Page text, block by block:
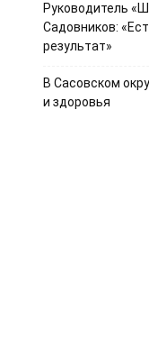
Руководитель
Садовников:
результат»
В Сасовском
и здоровья